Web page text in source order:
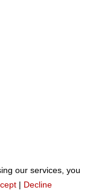
our services, you
| Decline